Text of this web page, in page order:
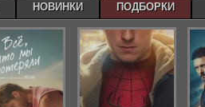
НОВИНКИ ПОДБОРКИ